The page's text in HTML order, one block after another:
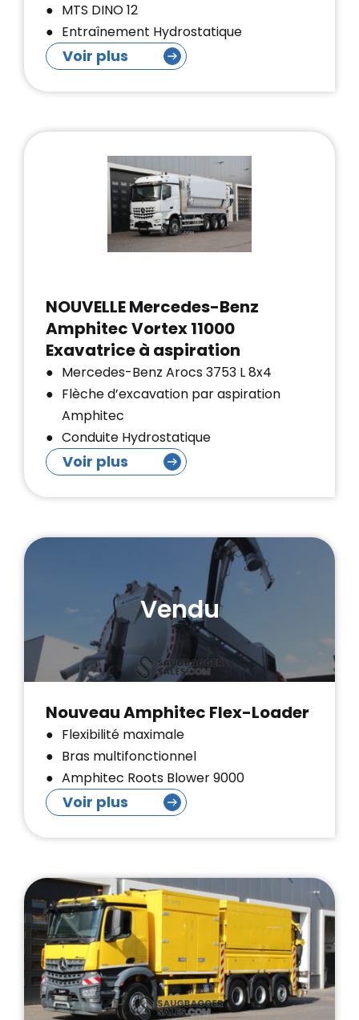
MTS DINO 12
Entraînement Hydrostatique
Voir plus
NOUVELLE Mercedes-Benz
Amphitec Vortex 11000
Exavatrice à aspiration
Mercedes-Benz Arocs 3753 L 8x4
Flèche d’excavation par aspiration
Amphitec
Conduite Hydrostatique
Voir plus
Vendu
Nouveau Amphitec Flex-Loader
Flexibilité maximale
Bras multifonctionnel
Amphitec Roots Blower 9000
Voir plus